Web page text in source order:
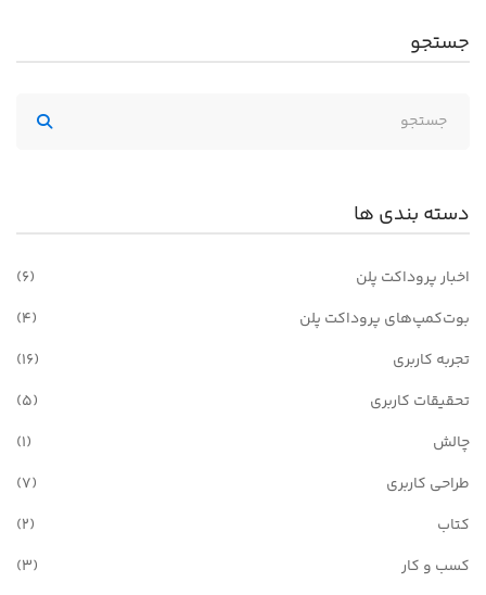
جستجو
دسته بندی ها
اخبار پروداکت پلن
(6)
بوت‌کمپ‌های پروداکت پلن
(4)
تجربه کاربری
(16)
تحقیقات کاربری
(5)
چالش
(1)
طراحی کاربری
(7)
کتاب
(2)
کسب و کار
(3)